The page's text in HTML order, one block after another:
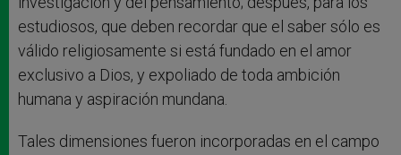
estudiosos, que deben recordar que el saber sólo es
válido religiosamente si está fundado en el amor
exclusivo a Dios, y expoliado de toda ambición
humana y aspiración mundana.
Tales dimensiones fueron incorporadas en el campo